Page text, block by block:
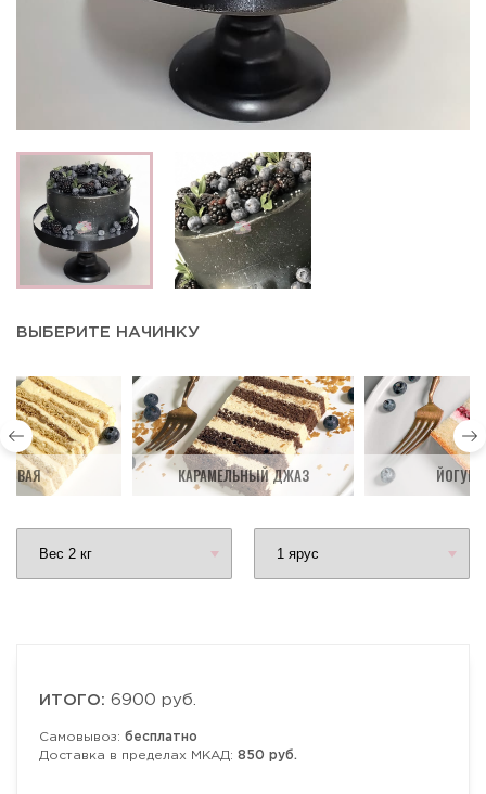
ВЫБЕРИТЕ НАЧИНКУ
КАРАМЕЛЬНЫЙ ДЖАЗ
ИТОГО: 6900 руб.
Самовывоз: бесплатно
Доставка в пределах МКАД: 850 руб.